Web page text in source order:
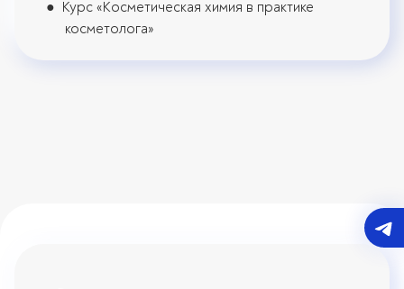
Курс «Косметическая химия в практике
косметолога»